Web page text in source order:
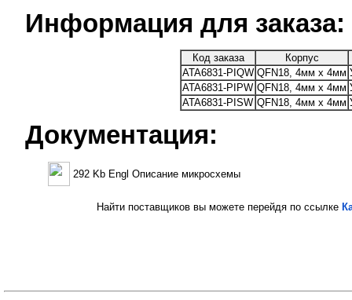
Информация для заказа:
Код заказа
Корпус
ATA6831-PIQW QFN18, 4мм х 4мм
ATA6831-PIPW QFN18, 4мм х 4мм
ATA6831-PISW QFN18, 4мм х 4мм
Документация:
292 Kb Engl Описание микросхемы
Найти поставщиков вы можете перейдя по ссылке